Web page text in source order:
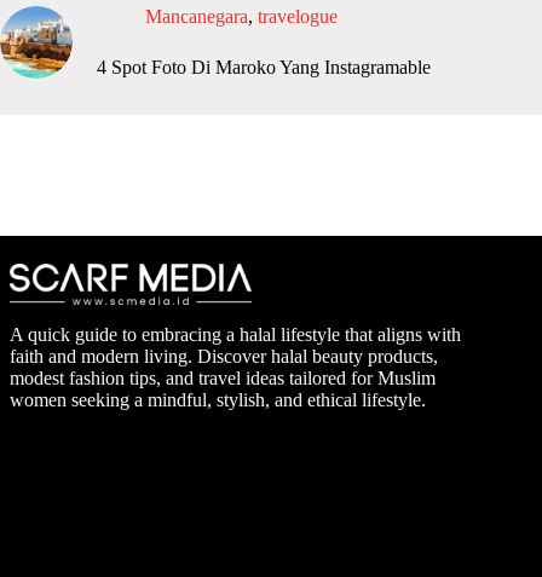
Mancanegara, travelogue
4 Spot Foto Di Maroko Yang Instagramable
A quick guide to embracing a halal lifestyle that aligns with
faith and modern living. Discover halal beauty products,
modest fashion tips, and travel ideas tailored for Muslim
women seeking a mindful, stylish, and ethical lifestyle.